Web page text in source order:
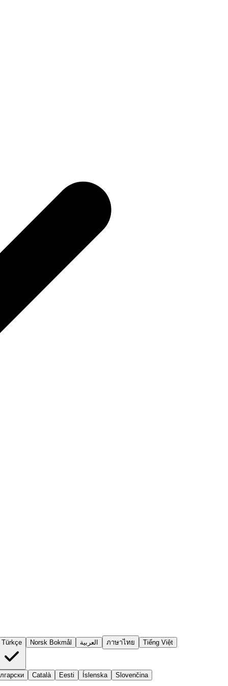
Türkçe Norsk Bokmål العربية ภาษาไทย Tiếng Việt
Català Eesti Íslenska Slovenčina